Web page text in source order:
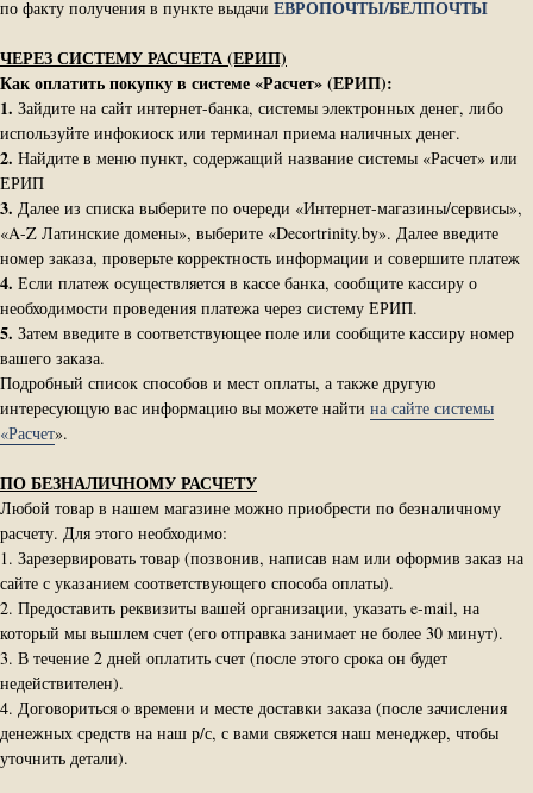
по факту получения в пункте выдачи ЕВРОПОЧТЫ/БЕЛПОЧТЫ
ЧЕРЕЗ СИСТЕМУ РАСЧЕТА (ЕРИП)
Как оплатить покупку в системе «Расчет» (ЕРИП):
1. Зайдите на сайт интернет-банка, системы электронных денег, либо
используйте инфокиоск или терминал приема наличных денег.
2. Найдите в меню пункт, содержащий название системы «Расчет» или
ЕРИП
3. Далее из списка выберите по очереди «Интернет-магазины/сервисы»,
«A-Z Латинские домены», выберите «Decortrinity.by». Далее введите
номер заказа, проверьте корректность информации и совершите платеж
4. Если платеж осуществляется в кассе банка, сообщите кассиру о
необходимости проведения платежа через систему ЕРИП.
5. Затем введите в соответствующее поле или сообщите кассиру номер
вашего заказа.
Подробный список способов и мест оплаты, а также другую
интересующую вас информацию вы можете найти на сайте системы
«Расчет».
ПО БЕЗНАЛИЧНОМУ РАСЧЕТУ
Любой товар в нашем магазине можно приобрести по безналичному
расчету. Для этого необходимо:
1. Зарезервировать товар (позвонив, написав нам или оформив заказ на
сайте с указанием соответствующего способа оплаты).
2. Предоставить реквизиты вашей организации, указать e-mail, на
который мы вышлем счет (его отправка занимает не более 30 минут).
3. В течение 2 дней оплатить счет (после этого срока он будет
недействителен).
4. Договориться о времени и месте доставки заказа (после зачисления
денежных средств на наш р/с, с вами свяжется наш менеджер, чтобы
уточнить детали).